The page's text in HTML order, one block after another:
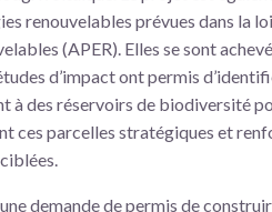
renouvelables prévues dans la
(APER). Elles se sont
d’impact ont permis
à des réservoirs de biodiversité
ces parcelles stratégiques et
demande de permis de